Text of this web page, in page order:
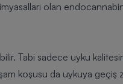
olan
Tabi sadece uyku
koşusu da uykuya geçiş